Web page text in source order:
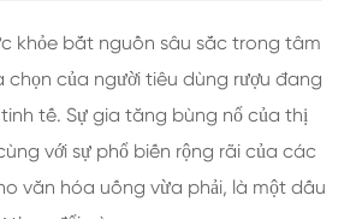
khỏe bắt nguồn sâu sắc trong tâm
chọn của người tiêu dùng rượu đang
tế. Sự gia tăng bùng nổ của thị
với sự phổ biến rộng rãi của các
văn hóa uống vừa phải, là một dấu